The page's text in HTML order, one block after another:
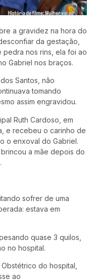
a gravidez na hora do
da gestação,
pedra nos rins, ela foi ao
Gabriel nos braços.
Santos, não
tomando
assim engravidou.
Ruth Cardoso, em
e recebeu o carinho de
o enxoval do Gabriel.
brincou a mãe depois do
sofrer de uma
estava em
quase 3 quilos,
no hospital.
do hospital,
ao